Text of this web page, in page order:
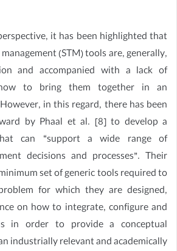
it has been highlighted that
(STM) tools are, generally,
and accompanied with a lack of
to bring them together in an
in this regard, there has been
by Phaal et al. [8] to develop a
can “support a wide range of
decisions and processes”. Their
set of generic tools required to
for which they are designed,
on how to integrate, configure and
in order to provide a conceptual
industrially relevant and academically